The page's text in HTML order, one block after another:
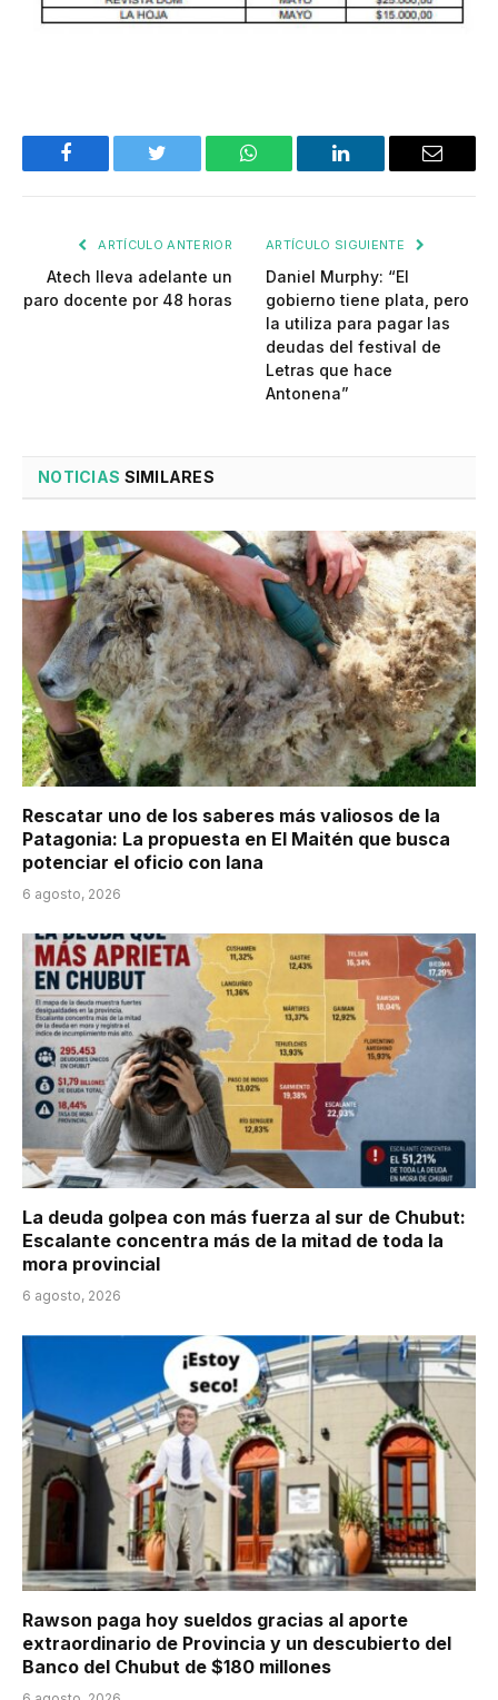
Facebook Twitter WhatsApp LinkedIn Email
ARTÍCULO ANTERIOR
Atech lleva adelante un
paro docente por 48 horas
ARTÍCULO SIGUIENTE
Daniel Murphy: “El
gobierno tiene plata, pero
la utiliza para pagar las
deudas del festival de
Letras que hace
Antonena”
NOTICIAS SIMILARES
Rescatar uno de los saberes más valiosos de la
Patagonia: La propuesta en El Maitén que busca
potenciar el oficio con lana
6 agosto, 2026
La deuda golpea con más fuerza al sur de Chubut:
Escalante concentra más de la mitad de toda la
mora provincial
6 agosto, 2026
Rawson paga hoy sueldos gracias al aporte
extraordinario de Provincia y un descubierto del
Banco del Chubut de $180 millones